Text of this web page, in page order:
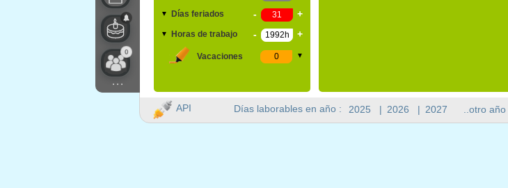
▼ Días feriados - +
▼ Horas de trabajo - +
Vacaciones ▼
0
...
Días laborables en año : 2025 | 2026 | 2027 ..otro año
API